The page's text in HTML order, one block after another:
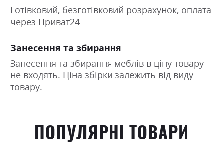
Готівковий, безготівковий розрахунок, оплата
через Приват24
Занесення та збирання
Занесення та збирання меблів в ціну товару
не входять. Ціна збірки залежить від виду
товару.
ПОПУЛЯРНІ ТОВАРИ